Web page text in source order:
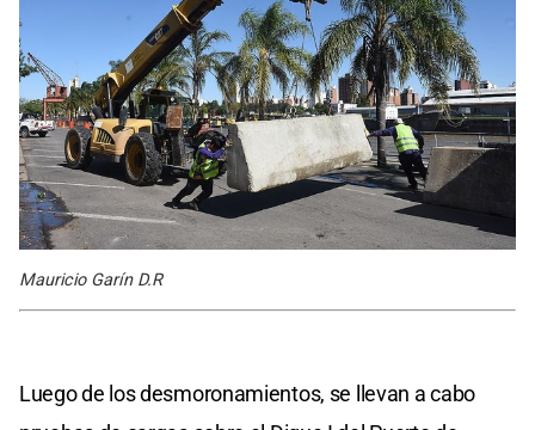
Mauricio Garín D.R
Luego de los desmoronamientos, se llevan a cabo